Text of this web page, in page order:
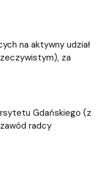
na aktywny udział
za
Gdańskiego (z
radcy